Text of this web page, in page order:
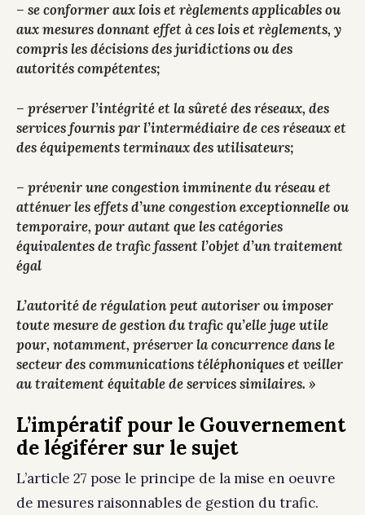
– se conformer aux lois et règlements applicables ou
aux mesures donnant effet à ces lois et règlements, y
compris les décisions des juridictions ou des
autorités compétentes;
– préserver l’intégrité et la sûreté des réseaux, des
services fournis par l’intermédiaire de ces réseaux et
des équipements terminaux des utilisateurs;
– prévenir une congestion imminente du réseau et
atténuer les effets d’une congestion exceptionnelle ou
temporaire, pour autant que les catégories
équivalentes de trafic fassent l’objet d’un traitement
égal
L’autorité de régulation peut autoriser ou imposer
toute mesure de gestion du trafic qu’elle juge utile
pour, notamment, préserver la concurrence dans le
secteur des communications téléphoniques et veiller
au traitement équitable de services similaires. »
L’impératif pour le Gouvernement
de légiférer sur le sujet
L’article 27 pose le principe de la mise en oeuvre
de mesures raisonnables de gestion du trafic.